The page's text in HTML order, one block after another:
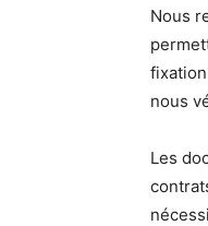
Nous
nous
Les